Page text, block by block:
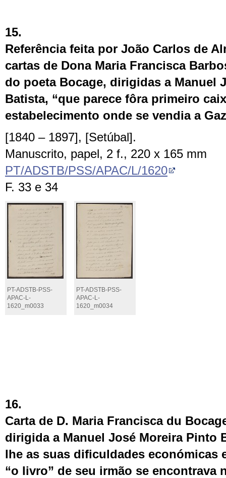
15.
Referência feita por João Carlos de
cartas de Dona Maria Francisca
do poeta Bocage, dirigidas a Manuel
Batista, “que parece fôra primeiro
estabelecimento onde se vendia a
[1840 – 1897], [Setúbal].
Manuscrito, papel, 2 f., 220 x 165 mm
PT/ADSTB/PSS/APAC/L/1620
F. 33 e 34
PT-ADSTB-PSS-
APAC-L-
1620_m0033
PT-ADSTB-PSS-
APAC-L-
1620_m0034
16.
Carta de D. Maria Francisca du
dirigida a Manuel José Moreira Pinto
lhe as suas dificuldades económicas
“o livro” de seu irmão se encontrava